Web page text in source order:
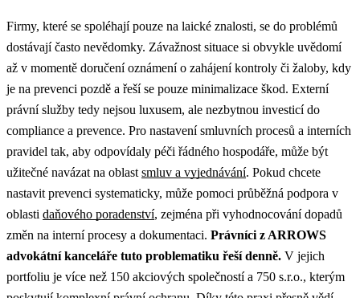
Firmy, které se spoléhají pouze na laické znalosti, se do problémů
dostávají často nevědomky. Závažnost situace si obvykle uvědomí
až v momentě doručení oznámení o zahájení kontroly či žaloby, kdy
je na prevenci pozdě a řeší se pouze minimalizace škod. Externí
právní služby tedy nejsou luxusem, ale nezbytnou investicí do
compliance a prevence. Pro nastavení smluvních procesů a interních
pravidel tak, aby odpovídaly péči řádného hospodáře, může být
užitečné navázat na oblast smluv a vyjednávání. Pokud chcete
nastavit prevenci systematicky, může pomoci průběžná podpora v
oblasti daňového poradenství, zejména při vyhodnocování dopadů
změn na interní procesy a dokumentaci. Právníci z ARROWS
advokátní kanceláře tuto problematiku řeší denně. V jejich
portfoliu je více než 150 akciových společností a 750 s.r.o., kterým